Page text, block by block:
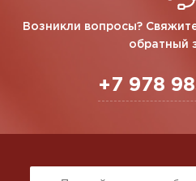
Возникли вопросы?
обратный
+7 978